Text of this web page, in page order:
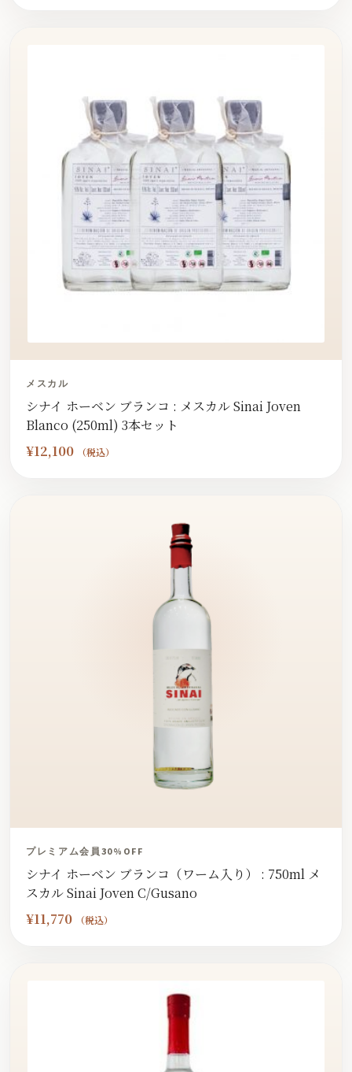
メスカル
シナイ ホーベン ブランコ : メスカル Sinai Joven
Blanco (250ml) 3本セット
¥12,100 （税込）
プレミアム会員30%OFF
シナイ ホーベン ブランコ（ワーム入り） : 750ml メ
スカル Sinai Joven C/Gusano
¥11,770 （税込）